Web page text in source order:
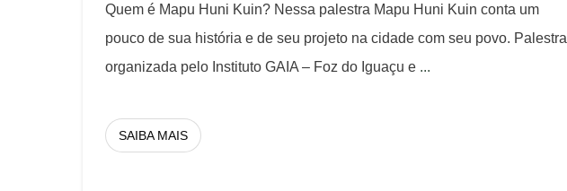
Quem é Mapu Huni Kuin? Nessa palestra Mapu Huni Kuin conta um
pouco de sua história e de seu projeto na cidade com seu povo. Palestra
organizada pelo Instituto GAIA – Foz do Iguaçu e ...
SAIBA MAIS